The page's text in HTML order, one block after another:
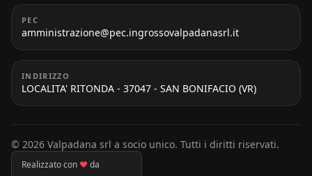
PEC
amministrazione@pec.ingrossovalpadanasrl.it
INDIRIZZO
LOCALITA' RITONDA - 37047 - SAN BONIFACIO (VR)
© 2026 Valpadana srl a socio unico. Tutti i diritti riservati.
Realizzato con ♥da